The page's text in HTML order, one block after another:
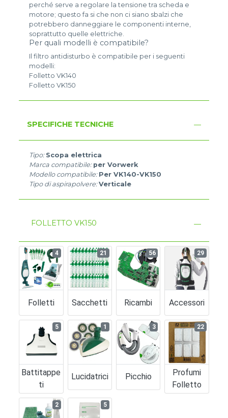
perché serve a regolare la tensione tra scheda e
motore; questo fa si che non ci siano sbalzi che
potrebbero danneggiare le componenti interne,
soprattutto quelle elettriche.
Per quali modelli è compatibile?
Il filtro antidisturbo è compatibile per i seguenti
modelli:
Folletto VK140
Folletto VK150
SPECIFICHE TECNICHE
Tipo: Scopa elettrica
Marca compatibile: per Vorwerk
Modello compatibile: Per VK140-VK150
Tipo di aspirapolvere: Verticale
FOLLETTO VK150
Folletti
4
Sacchetti
21
Ricambi
56
Accessori
29
Battitappe
Ti
5
Lucidatrici
1
Picchio
3
Profumi
Folletto
22
2 5